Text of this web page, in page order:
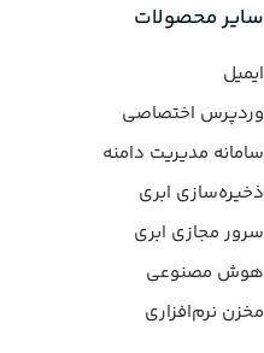
سایر محصولات
ایمیل
وردپرس‌ اختصاصی
سامانه مدیریت دامنه
ذخیره‌سازی ابری
سرور مجازی ابری
هوش مصنوعی
مخزن نرم‌افزاری